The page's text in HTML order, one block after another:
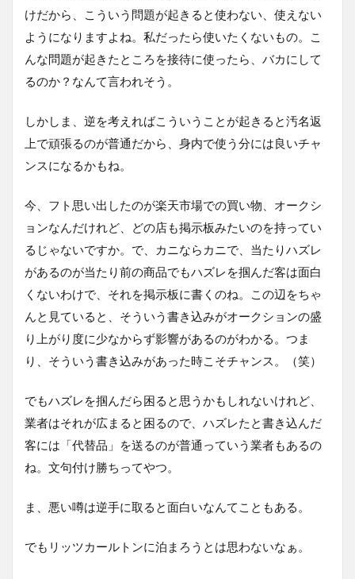
けだから、こういう問題が起きると使わない、使えない
ようになりますよね。私だったら使いたくないもの。こ
んな問題が起きたところを接待に使ったら、バカにして
るのか？なんて言われそう。
しかしま、逆を考えればこういうことが起きると汚名返
上で頑張るのが普通だから、身内で使う分には良いチャ
ンスになるかもね。
今、フト思い出したのが楽天市場での買い物、オークシ
ョンなんだけれど、どの店も掲示板みたいのを持ってい
るじゃないですか。で、カニならカニで、当たりハズレ
があるのが当たり前の商品でもハズレを掴んだ客は面白
くないわけで、それを掲示板に書くのね。この辺をちゃ
んと見ていると、そういう書き込みがオークションの盛
り上がり度に少なからず影響があるのがわかる。つま
り、そういう書き込みがあった時こそチャンス。（笑）
でもハズレを掴んだら困ると思うかもしれないけれど、
業者はそれが広まると困るので、ハズレたと書き込んだ
客には「代替品」を送るのが普通っていう業者もあるの
ね。文句付け勝ちってやつ。
ま、悪い噂は逆手に取ると面白いなんてこともある。
でもリッツカールトンに泊まろうとは思わないなぁ。